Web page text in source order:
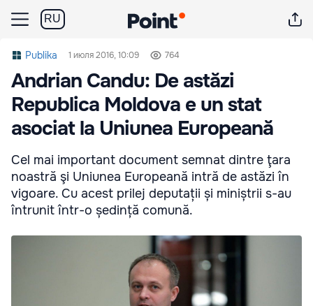
RU
Publika 1 июля 2016, 10:09 764
Andrian Candu: De astăzi
Republica Moldova e un stat
asociat la Uniunea Europeană
Cel mai important document semnat dintre ţara
noastră şi Uniunea Europeană intră de astăzi în
vigoare. Cu acest prilej deputații și miniștrii s-au
întrunit într-o ședință comună.